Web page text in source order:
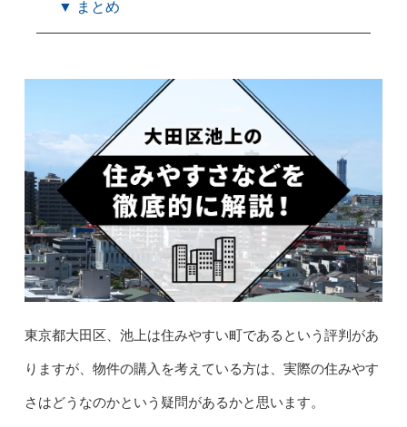
▼ まとめ
東京都大田区、池上は住みやすい町であるという評判があ
りますが、物件の購入を考えている方は、実際の住みやす
さはどうなのかという疑問があるかと思います。